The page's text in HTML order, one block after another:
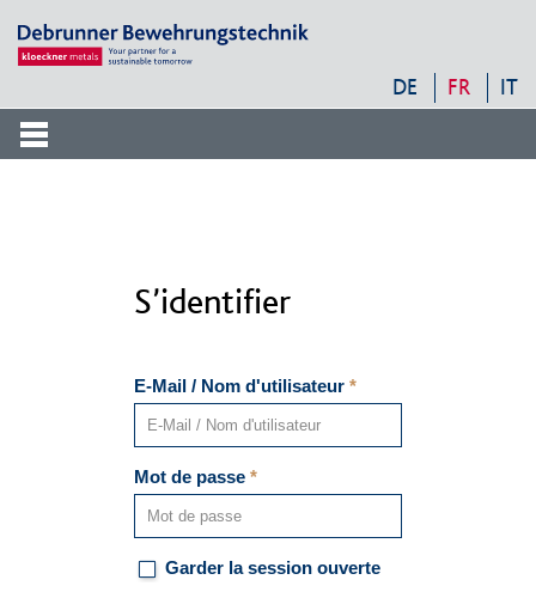
Frontend
DE FR IT
S’identifier
E-Mail / Nom d'utilisateur *
Mot de passe *
Garder la session ouverte